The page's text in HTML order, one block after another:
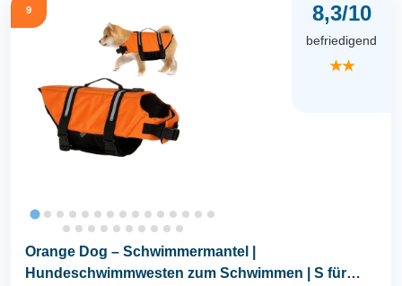
9 8,3/10
befriedigend
★★
Orange Dog – Schwimmermantel |
Hundeschwimmwesten zum Schwimmen | S für